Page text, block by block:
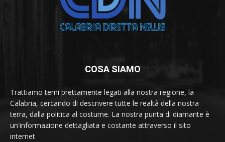
COSA SIAMO
Trattiamo temi prettamente legati alla nostra regione, la
Calabria, cercando di descrivere tutte le realtà della nostra
terra, dalla politica al costume. La nostra punta di diamante è
un'informazione dettagliata e costante attraverso il sito
internet